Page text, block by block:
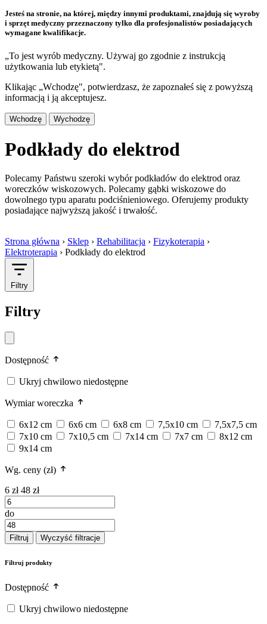
Jesteś na stronie, na której, między innymi produktami, znajdują się wyroby
i sprzęt medyczny przeznaczony tylko dla profesjonalistów posiadających
wymagane kwalifikacje.
„To jest wyrób medyczny. Używaj go zgodnie z instrukcją
użytkowania lub etykietą".
Klikając „Wchodzę", potwierdzasz, że zapoznałeś się z powyższą
informacją i ją akceptujesz.
Wchodzę Wychodzę
Podkłady do elektrod
Polecamy Państwu szeroki wybór podkładów do elektrod oraz
woreczków wiskozowych. Polecamy gąbki wiskozowe do
dowolnego typu aparatu podciśnieniowego. Oferujemy produkty
posiadające najwyższą jakość i trwałość.
Strona główna › Sklep › Rehabilitacja › Fizykoterapia ›
Elektroterapia › Podkłady do elektrod
Filtry
Filtry
Dostępność
Ukryj chwilowo niedostępne
Wymiar woreczka
6x12 cm 6x6 cm 6x8 cm 7,5x10 cm
7,5x7,5 cm
7x10 cm
7x10,5 cm 7x14 cm 7x7 cm
8x12 cm
9x14 cm
Wg. ceny (zł)
6 zł 48 zł
do
Filtruj Wyczyść filtracje
Filtruj produkty
Dostępność
Ukryj chwilowo niedostępne